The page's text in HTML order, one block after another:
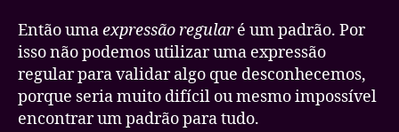
Então umaexpressão regularé um padrão. Por
isso não podemos utilizar uma expressão
regular para validar algo que desconhecemos,
porque seria muito difícil ou mesmo impossível
encontrar um padrão para tudo.